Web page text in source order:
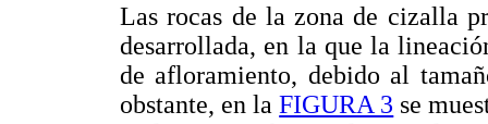
Las rocas de la zona de cizalla
desarrollada, en la que la
de afloramiento, debido al
obstante, en laFIGURA 3 se